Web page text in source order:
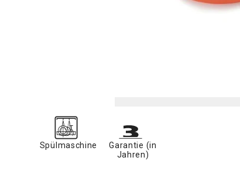
Spülmaschine
Garantie (in
Jahren)